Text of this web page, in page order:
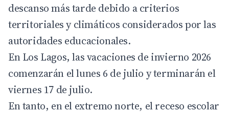
descanso más tarde debido a criterios
territoriales y climáticos considerados por las
autoridades educacionales.
En Los Lagos, las vacaciones de invierno 2026
comenzarán el lunes 6 de julio y terminarán el
viernes 17 de julio.
En tanto, en el extremo norte, el receso escolar